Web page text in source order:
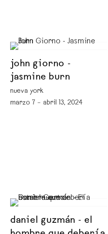
john giorno -
jasmine burn
nueva york
marzo 7 – abril 13, 2024
daniel guzmán - el